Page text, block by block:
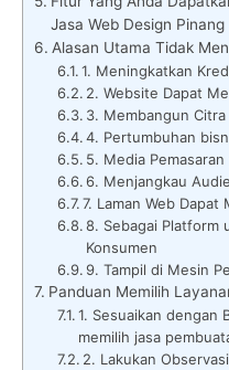
Jasa Web Design Pinang
Alasan Utama Tidak
1. Meningkatkan
2. Website Dapat
3. Membangun Citra
4. Pertumbuhan
5. Media
6. Menjangkau
7. Laman Web Dapat
8. Sebagai Platform
Konsumen
9. Tampil di Mesin
Panduan Memilih
1. Sesuaikan dengan
memilih jasa
2. Lakukan